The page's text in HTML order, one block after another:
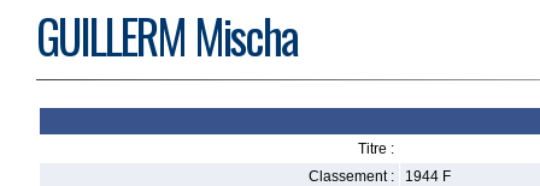
GUILLERM Mischa
Titre :
Classement :
1944 F